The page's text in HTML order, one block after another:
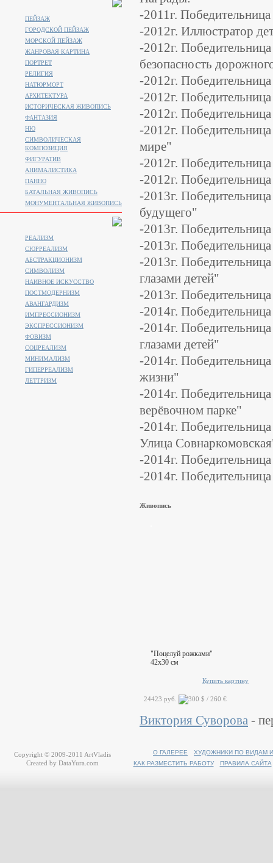
-2011г.
-2012г. Иллюстратор
-2012г.
безопасность
-2012г.
-2012г.
-2012г.
-2012г.
мире"
-2012г.
-2012г.
-2013г.
будущего"
-2013г.
-2013г.
-2013г.
глазами детей"
-2013г.
-2014г.
-2014г.
глазами детей"
-2014г.
жизни"
-2014г.
верёвочном парке"
-2014г.
Улица
-2014г.
-2014г.
Живопись
"Поцелуй рожками"
42x30 см
Купить картину
24423 руб.
Виктория Суворова -
ПЕЙЗАЖ
ГОРОДСКОЙ ПЕЙЗАЖ
МОРСКОЙ ПЕЙЗАЖ
ЖАНРОВАЯ КАРТИНА
ПОРТРЕТ
РЕЛИГИЯ
НАТЮРМОРТ
АРХИТЕКТУРА
ИСТОРИЧЕСКАЯ ЖИВОПИСЬ
ФАНТАЗИЯ
НЮ
СИМВОЛИЧЕСКАЯ
КОМПОЗИЦИЯ
ФИГУРАТИВ
АНИМАЛИСТИКA
ПАННО
БАТАЛЬНАЯ ЖИВОПИСЬ
МОНУМЕНТАЛЬНАЯ ЖИВОПИСЬ
РЕАЛИЗМ
СЮРРЕАЛИЗМ
АБСТРАКЦИОНИЗМ
СИМВОЛИЗМ
НАИВНОЕ ИСКУССТВО
ПОСТМОДЕРНИЗМ
АВАНГАРДИЗМ
ИМПРЕССИОНИЗМ
ЭКСПРЕССИОНИЗМ
ФОВИЗМ
СОЦРЕАЛИЗМ
МИНИМАЛИЗМ
ГИПЕРРЕАЛИЗМ
ЛЕТТРИЗМ
О ГАЛЕРЕЕ
ХУДОЖНИКИ ПО ВИДАМ
КАК РАЗМЕСТИТЬ РАБОТУ
ПРАВИЛА САЙТА
Copyright © 2009-2011 ArtVladis
Created by DataYura.com